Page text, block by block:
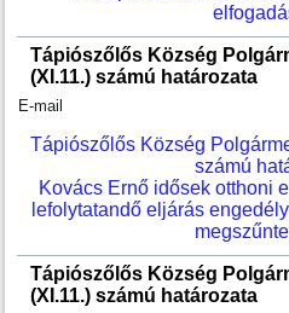
Tápiószőlős Község
(XI.11.) számú határozata
E-mail
Tápiószőlős Község
számú
Kovács Ernő idősek otthoni
lefolytatandő eljárás
Tápiószőlős Község
(XI.11.) számú határozata